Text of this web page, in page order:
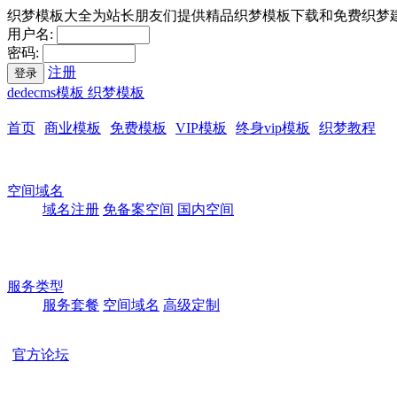
织梦模板大全为站长朋友们提供精品织梦模板下载和免费织梦
用户名:
密码:
登录
注册
dedecms模板 织梦模板
首页 商业模板 免费模板 VIP模板 终身vip模板 织梦教程
空间域名
域名注册 免备案空间 国内空间
服务类型
服务套餐 空间域名 高级定制
官方论坛